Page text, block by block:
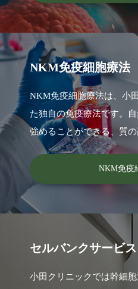
NKM免疫細胞療法
NKM免疫細胞療法は、小
た独自の免疫療法です。
強めることができる、質
ます。
NKM免疫
セルバンクサービス
小田クリニックでは幹細